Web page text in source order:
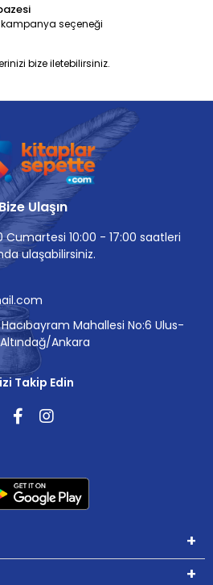
seçeneği
bize iletebilirsiniz.
Ulaşın
10:00 - 17:00 saatleri
ulaşabilirsiniz.
Mahallesi No:6 Ulus-
Altındağ/Ankara
Takip Edin